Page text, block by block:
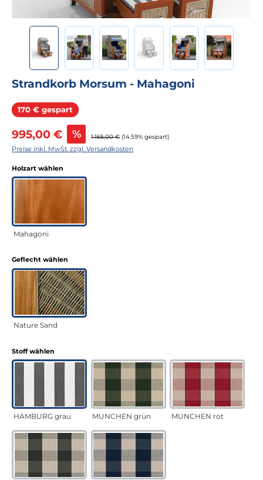
Strandkorb Morsum - Mahagoni
170 € gespart Rabatt
Verkaufspreis:
995,00 € % Regulärer Preis:
1.165,00 € (14.59% gespart)
Preise inkl. MwSt. zzgl. Versandkosten
Holzart wählen
Mahagoni
Geflecht wählen
Nature Sand
Stoff wählen
HAMBURG grau MÜNCHEN grün MÜNCHEN rot